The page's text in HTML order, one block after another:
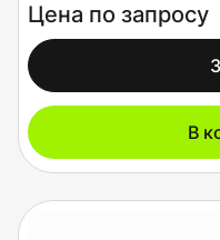
Цена по запросу
В